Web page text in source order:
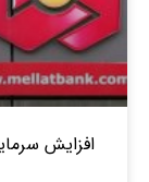
افزایش